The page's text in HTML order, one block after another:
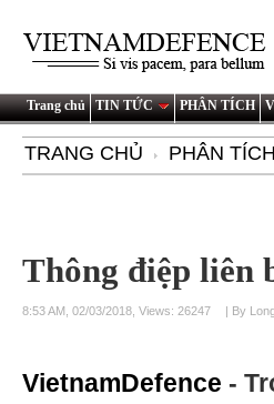
Trang chủ TIN TỨC PHÂN TÍCH
TRANG CHỦ PHÂN TÍCH
Thông điệp liên
8:53 AM, 02/03/2018, Views: 26247 | By
VietnamDefence -